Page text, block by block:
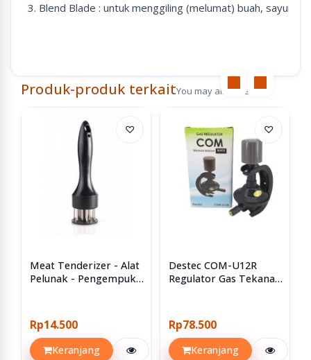
3. Blend Blade : untuk menggiling (melumat) buah, sayur
Produk-produk terkaitYou may also like
♡
Meat Tenderizer - Alat
Pelunak - Pengempuk
Rp14.500
Keranjang
♡
Destec COM-U12R
Regulator Gas Tekanan
Rp78.500
Keranjang